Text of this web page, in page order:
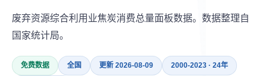
废弃资源综合利用业焦炭消费总量面板数据。数据整理自
国家统计局。
免费数据 全国 更新 2026-08-09 2000-2023 · 24年